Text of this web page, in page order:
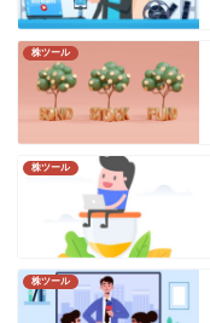
株ツール
株ツール
株ツール